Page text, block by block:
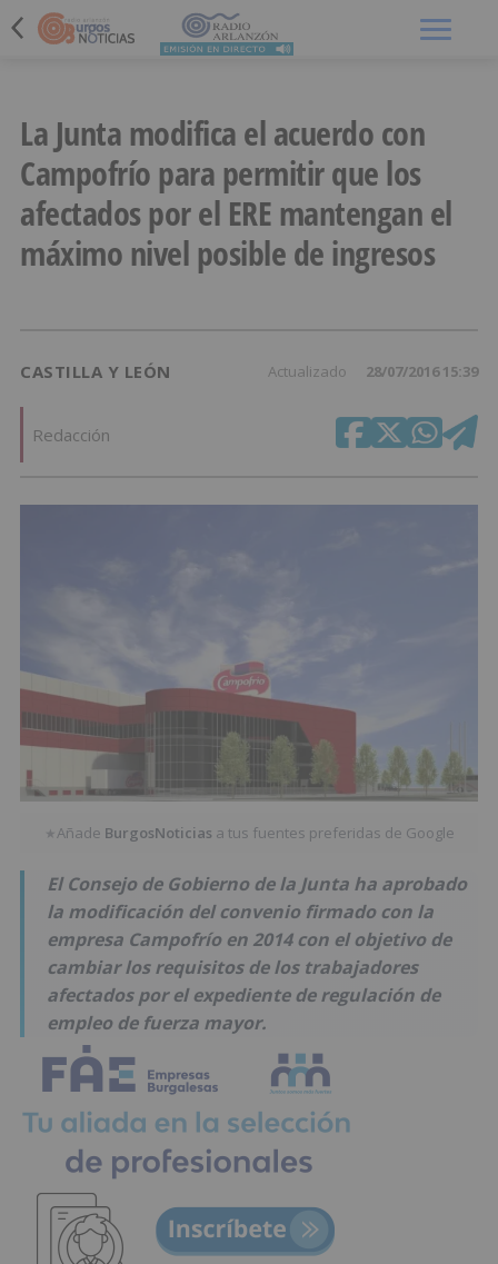
La Junta modifica el acuerdo con
Campofrío para permitir que los
afectados por el ERE mantengan el
máximo nivel posible de ingresos
CASTILLA Y LEÓN Actualizado 28/07/2016 15:39
Redacción
★Añade BurgosNoticias a tus fuentes preferidas de Google
El Consejo de Gobierno de la Junta ha aprobado
la modificación del convenio firmado con la
empresa Campofrío en 2014 con el objetivo de
cambiar los requisitos de los trabajadores
afectados por el expediente de regulación de
empleo de fuerza mayor.